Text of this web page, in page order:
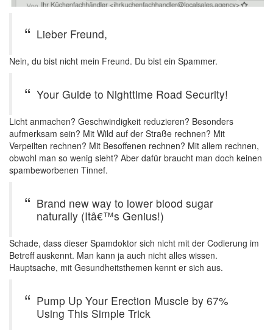
Lieber Freund,
Nein, du bist nicht mein Freund. Du bist ein Spammer.
Your Guide to Nighttime Road Security!
Licht anmachen? Geschwindigkeit reduzieren? Besonders
aufmerksam sein? Mit Wild auf der Straße rechnen? Mit
Verpeilten rechnen? Mit Besoffenen rechnen? Mit allem rechnen,
obwohl man so wenig sieht? Aber dafür braucht man doch keinen
spambeworbenen Tinnef.
Brand new way to lower blood sugar
naturally (Itâ€™s Genius!)
Schade, dass dieser Spamdoktor sich nicht mit der Codierung im
Betreff auskennt. Man kann ja auch nicht alles wissen.
Hauptsache, mit Gesundheitsthemen kennt er sich aus.
Pump Up Your Erection Muscle by 67%
Using This Simple Trick